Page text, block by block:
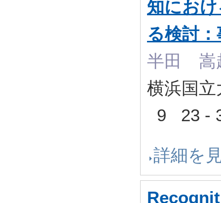
知にお
る検討
半田 嵩
横浜国
9 23 -
詳細を